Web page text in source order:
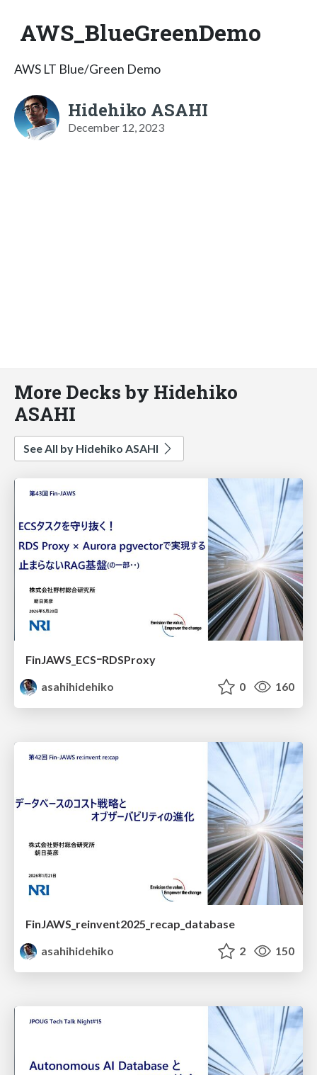
AWS_BlueGreenDemo
AWS LT Blue/Green Demo
Hidehiko ASAHI
December 12, 2023
More Decks by Hidehiko
ASAHI
See All by Hidehiko ASAHI
FinJAWS_ECSｰRDSProxy
asahihidehiko
0 160
FinJAWS_reinvent2025_recap_database
asahihidehiko
2 150